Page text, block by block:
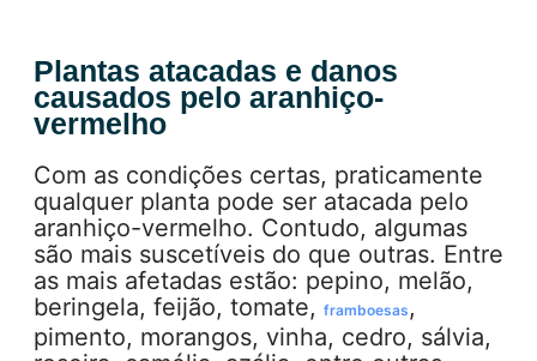
Plantas atacadas e danos
causados pelo aranhiço-
vermelho
Com as condições certas, praticamente
qualquer planta pode ser atacada pelo
aranhiço-vermelho. Contudo, algumas
são mais suscetíveis do que outras. Entre
as mais afetadas estão: pepino, melão,
beringela, feijão, tomate, framboesas ,
pimento, morangos, vinha, cedro, sálvia,